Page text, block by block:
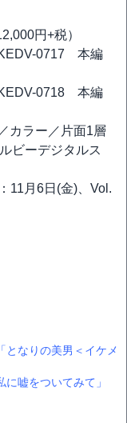
円+税）
0717 本編
0718 本編
カラー／片面1層
ビーデジタルス
11月6日(金)、Vol.
「となりの美男＜イケメ
に嘘をついてみて」